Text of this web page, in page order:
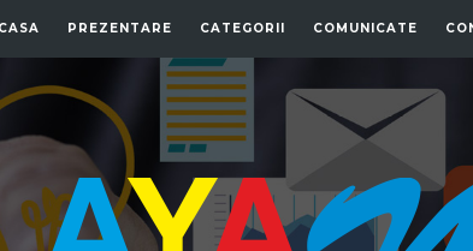
PREZENTARE CATEGORII COMUNICATE